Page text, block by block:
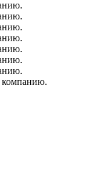
компанию.